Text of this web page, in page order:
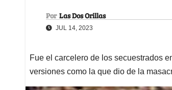
Por Las Dos Orillas
JUL 14, 2023
Fue el carcelero de los secuestrados
versiones como la que dio de la